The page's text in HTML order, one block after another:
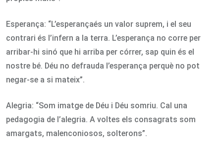
Esperança: “L’esperançaés un valor suprem, i el seu
contrari és l’infern a la terra. L’esperança no corre per
arribar-hi sinó que hi arriba per córrer, sap quin és el
nostre bé. Déu no defrauda l’esperança perquè no pot
negar-se a si mateix”.
Alegria: “Som imatge de Déu i Déu somriu. Cal una
pedagogia de l’alegria. A voltes els consagrats som
amargats, malenconiosos, solterons”.